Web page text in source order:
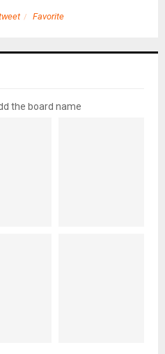
Favorite
the board name